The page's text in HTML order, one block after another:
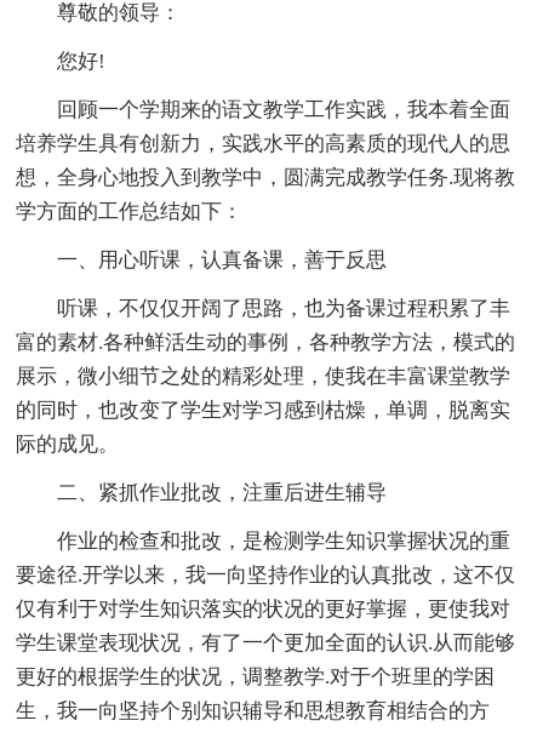
尊敬的领导：
您好!
回顾一个学期来的语文教学工作实践，我本着全面
培养学生具有创新力，实践水平的高素质的现代人的思
想，全身心地投入到教学中，圆满完成教学任务.现将教
学方面的工作总结如下：
一、用心听课，认真备课，善于反思
听课，不仅仅开阔了思路，也为备课过程积累了丰
富的素材.各种鲜活生动的事例，各种教学方法，模式的
展示，微小细节之处的精彩处理，使我在丰富课堂教学
的同时，也改变了学生对学习感到枯燥，单调，脱离实
际的成见。
二、紧抓作业批改，注重后进生辅导
作业的检查和批改，是检测学生知识掌握状况的重
要途径.开学以来，我一向坚持作业的认真批改，这不仅
仅有利于对学生知识落实的状况的更好掌握，更使我对
学生课堂表现状况，有了一个更加全面的认识.从而能够
更好的根据学生的状况，调整教学.对于个班里的学困
生，我一向坚持个别知识辅导和思想教育相结合的方